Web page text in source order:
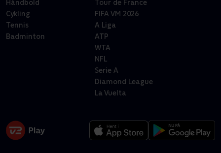
Håndbold
Cykling
Tennis
Badminton
Tour de France
FIFA VM 2026
A Liga
ATP
WTA
NFL
Serie A
Diamond League
La Vuelta